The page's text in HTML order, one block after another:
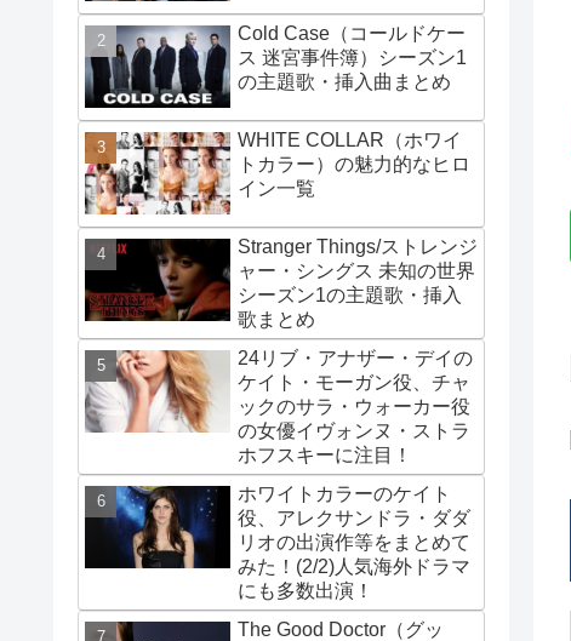
Cold Case（コールドケー
ス 迷宮事件簿）シーズン1
の主題歌・挿入曲まとめ
WHITE COLLAR（ホワイ
トカラー）の魅力的なヒロ
イン一覧
Stranger Things/ストレンジ
ャー・シングス 未知の世界
シーズン1の主題歌・挿入
歌まとめ
24リブ・アナザー・デイの
ケイト・モーガン役、チャ
ックのサラ・ウォーカー役
の女優イヴォンヌ・ストラ
ホフスキーに注目！
ホワイトカラーのケイト
役、アレクサンドラ・ダダ
リオの出演作等をまとめて
みた！(2/2)人気海外ドラマ
にも多数出演！
The Good Doctor（グッ